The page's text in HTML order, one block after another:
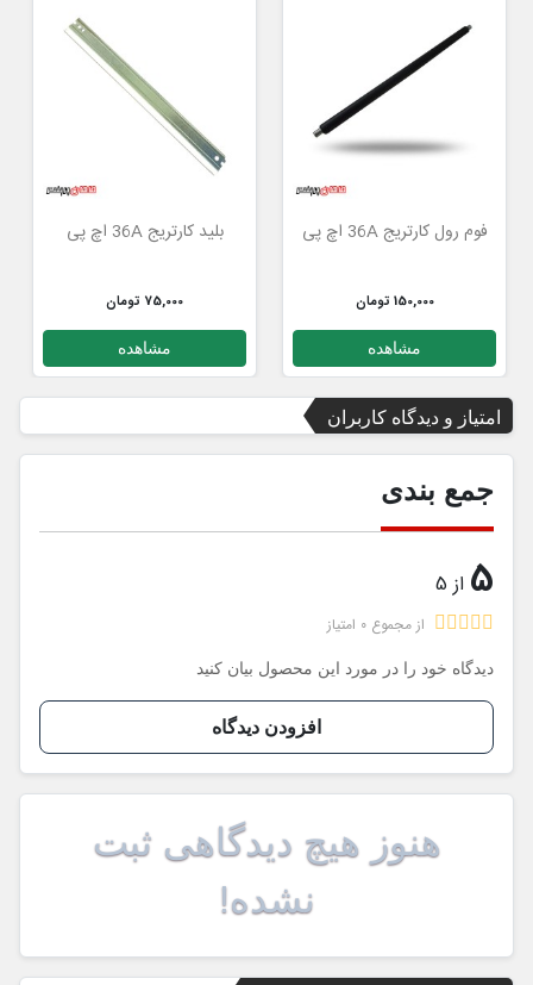
فوم رول کارتریج 36A اچ پی
150,000 تومان
مشاهده
بلید کارتریج 36A اچ پی
75,000 تومان
مشاهده
امتیاز و دیدگاه کاربران
جمع بندی
5 از 5
از مجموع 0 امتیاز
دیدگاه خود را در مورد این محصول بیان کنید
افزودن دیدگاه
هنوز هیچ دیدگاهی ثبت
نشده!